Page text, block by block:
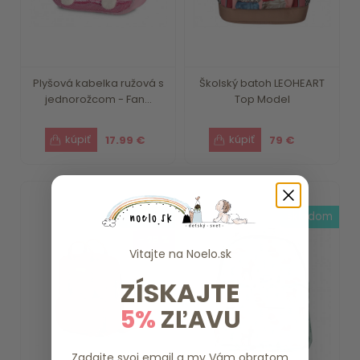
Plyšová kabelka ružová s
jednorožcom - Fan...
17.99 €
Školský batoh LEOHEART
Top Model
79 €
do 7 dní skladom
Vitajte na Noelo.sk
ZÍSKAJTE
5%ZĽAVU